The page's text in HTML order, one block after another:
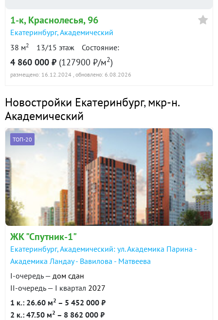
1-к, Краснолесья, 96
Екатеринбург,Академический
38 м2 13/15 этаж Состояние:
4 860 000 ₽ (127900 ₽/м2)
размещено: 16.12.2024 , обновлено: 6.08.2026
Новостройки Екатеринбург,мкр-н.
Академический
ТОП-20
ЖК "Спутник-1"
Екатеринбург, Академический: ул. Академика Парина -
Академика Ландау - Вавилова - Матвеева
I-очередь — дом сдан
II-очередь — I квартал 2027
1 к.: 26.60 м2 – 5 452 000 ₽
2 к.: 47.50 м2 – 8 862 000 ₽